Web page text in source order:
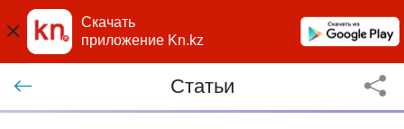
Скачать
приложение Kn.kz
Статьи